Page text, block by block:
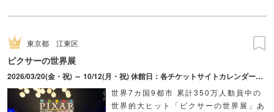
東京都 江東区
ピクサーの世界展
2026/03/20(金・祝) ～ 10/12(月・祝) 休館日：各チケットサイトカレンダーにてご確認ください。
世界7カ国9都市 累計350万人動員中の
世界的大ヒット「ピクサーの世界展」あ